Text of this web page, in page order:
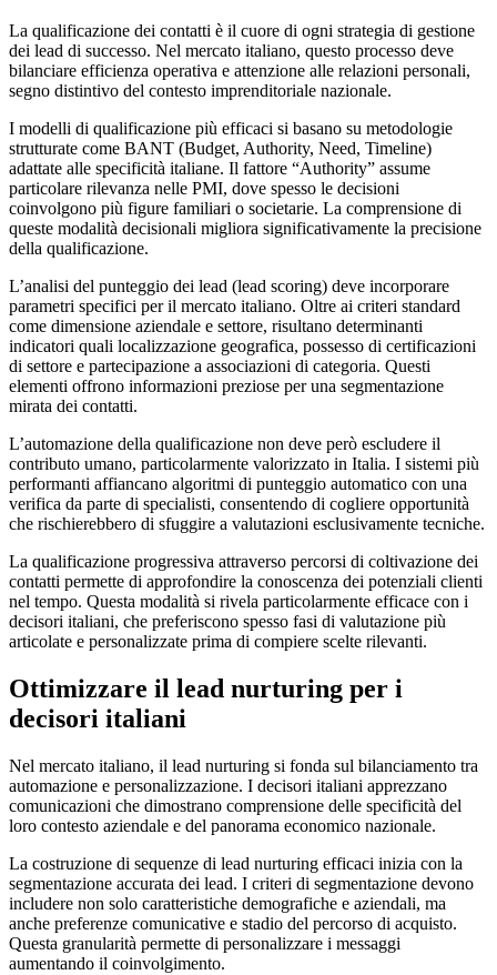
La qualificazione dei contatti è il cuore di ogni strategia di gestione
dei lead di successo. Nel mercato italiano, questo processo deve
bilanciare efficienza operativa e attenzione alle relazioni personali,
segno distintivo del contesto imprenditoriale nazionale.
I modelli di qualificazione più efficaci si basano su metodologie
strutturate come BANT (Budget, Authority, Need, Timeline)
adattate alle specificità italiane. Il fattore “Authority” assume
particolare rilevanza nelle PMI, dove spesso le decisioni
coinvolgono più figure familiari o societarie. La comprensione di
queste modalità decisionali migliora significativamente la precisione
della qualificazione.
L’analisi del punteggio dei lead (lead scoring) deve incorporare
parametri specifici per il mercato italiano. Oltre ai criteri standard
come dimensione aziendale e settore, risultano determinanti
indicatori quali localizzazione geografica, possesso di certificazioni
di settore e partecipazione a associazioni di categoria. Questi
elementi offrono informazioni preziose per una segmentazione
mirata dei contatti.
L’automazione della qualificazione non deve però escludere il
contributo umano, particolarmente valorizzato in Italia. I sistemi più
performanti affiancano algoritmi di punteggio automatico con una
verifica da parte di specialisti, consentendo di cogliere opportunità
che rischierebbero di sfuggire a valutazioni esclusivamente tecniche.
La qualificazione progressiva attraverso percorsi di coltivazione dei
contatti permette di approfondire la conoscenza dei potenziali clienti
nel tempo. Questa modalità si rivela particolarmente efficace con i
decisori italiani, che preferiscono spesso fasi di valutazione più
articolate e personalizzate prima di compiere scelte rilevanti.
Ottimizzare il lead nurturing per i
decisori italiani
Nel mercato italiano, il lead nurturing si fonda sul bilanciamento tra
automazione e personalizzazione. I decisori italiani apprezzano
comunicazioni che dimostrano comprensione delle specificità del
loro contesto aziendale e del panorama economico nazionale.
La costruzione di sequenze di lead nurturing efficaci inizia con la
segmentazione accurata dei lead. I criteri di segmentazione devono
includere non solo caratteristiche demografiche e aziendali, ma
anche preferenze comunicative e stadio del percorso di acquisto.
Questa granularità permette di personalizzare i messaggi
aumentando il coinvolgimento.